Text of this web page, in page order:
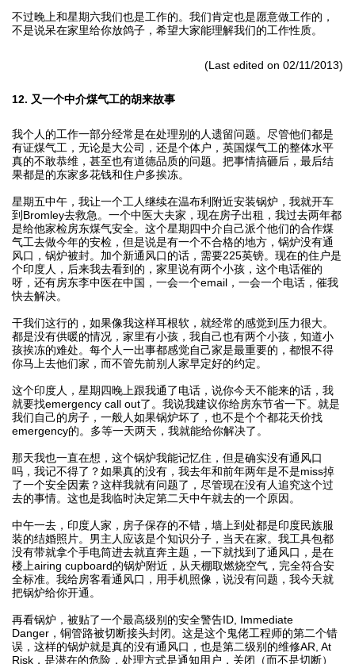
不过晚上和星期六我们也是工作的。我们肯定也是愿意做工作的，
不是说呆在家里给你放鸽子，希望大家能理解我们的工作性质。
(Last edited on 02/11/2013)
12. 又一个中介煤气工的胡来故事
我个人的工作一部分经常是在处理别的人遗留问题。尽管他们都是
有证煤气工，无论是大公司，还是个体户，英国煤气工的整体水平
真的不敢恭维，甚至也有道德品质的问题。把事情搞砸后，最后结
果都是的东家多花钱和住户多挨冻。
星期五中午，我让一个工人继续在温布利附近安装锅炉，我就开车
到Bromley去救急。一个中医大夫家，现在房子出租，我过去两年都
是给他家检房东煤气安全。这个星期四中介自己派个他们的合作煤
气工去做今年的安检，但是说是有一个不合格的地方，锅炉没有通
风口，锅炉被封。加个新通风口的话，需要225英镑。现在的住户是
个印度人，后来我去看到的，家里说有两个小孩，这个电话催的
呀，还有房东李中医在中国，一会一个email，一会一个电话，催我
快去解决。
干我们这行的，如果像我这样耳根软，就经常的感觉到压力很大。
都是没有供暖的情况，家里有小孩，我自己也有两个小孩，知道小
孩挨冻的难处。每个人一出事都感觉自己家是最重要的，都恨不得
你马上去他们家，而不管先前别人家早定好的约定。
这个印度人，星期四晚上跟我通了电话，说你今天不能来的话，我
就要找emergency call out了。我说我建议你给房东节省一下。就是
我们自己的房子，一般人如果锅炉坏了，也不是个个都花天价找
emergency的。多等一天两天，我就能给你解决了。
那天我也一直在想，这个锅炉我能记忆住，但是确实没有通风口
吗，我记不得了？如果真的没有，我去年和前年两年是不是miss掉
了一个安全因素？这样我就有问题了，尽管现在没有人追究这个过
去的事情。这也是我临时决定第二天中午就去的一个原因。
中午一去，印度人家，房子保存的不错，墙上到处都是印度民族服
装的结婚照片。男主人应该是个知识分子，当天在家。我工具包都
没有带就拿个手电筒进去就直奔主题，一下就找到了通风口，是在
楼上airing cupboard的锅炉附近，从天棚取燃烧空气，完全符合安
全标准。我给房客看通风口，用手机照像，说没有问题，我今天就
把锅炉给你开通。
再看锅炉，被贴了一个最高级别的安全警告ID, Immediate
Danger，铜管路被切断接头封闭。这是这个鬼佬工程师的第二个错
误，这样的锅炉就是真的没有通风口，也是第二级别的维修AR, At
Risk，是潜在的危险，处理方式是通知用户，关闭（而不是切断）